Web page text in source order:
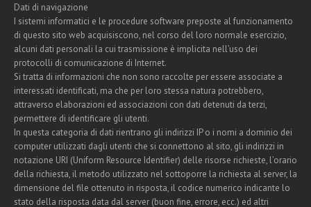
Dati di navigazione
I sistemi informatici e le procedure software preposte al funzionamento
di questo sito web acquisiscono, nel corso del loro normale esercizio,
alcuni dati personali la cui trasmissione è implicita nell’uso dei
protocolli di comunicazione di Internet.
Si tratta di informazioni che non sono raccolte per essere associate a
interessati identificati, ma che per loro stessa natura potrebbero,
attraverso elaborazioni ed associazioni con dati detenuti da terzi,
permettere di identificare gli utenti.
In questa categoria di dati rientrano gli indirizzi IP o i nomi a dominio dei
computer utilizzati dagli utenti che si connettono al sito, gli indirizzi in
notazione URI (Uniform Resource Identifier) delle risorse richieste, l’orario
della richiesta, il metodo utilizzato nel sottoporre la richiesta al server, la
dimensione del file ottenuto in risposta, il codice numerico indicante lo
stato della risposta data dal server (buon fine, errore, ecc.) ed altri